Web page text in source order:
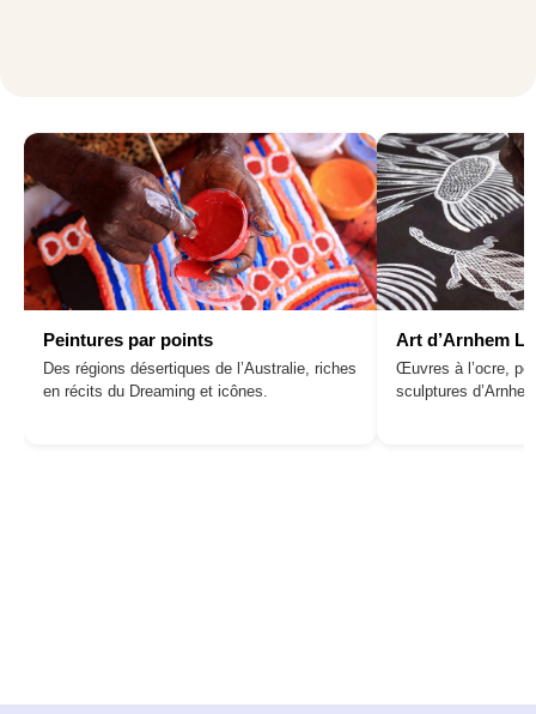
Peintures par points
Des régions désertiques de l’Australie, riches
en récits du Dreaming et icônes.
Art d’Arnhem
Œuvres à l’ocre,
sculptures